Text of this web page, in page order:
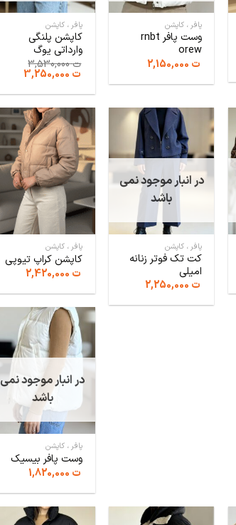
پافر ، کاپشن
وست پافر rnbt
orew
ت
پافر ، کاپشن
کاپشن پلنگی
وارداتی یوگ
ت3,530,000
قیمت
ت 3,530,000
ت قیمت
ت 3,250,000.
در انبار موجود نمی
باشد
پافر ، کاپشن
کت تک فوتر زنانه
امیلی
ت
پافر ، کاپشن
کاپشن کراپ تیوپی
ت
در انبار موجود نمی
باشد
پافر ، کاپشن
وست پافر بیسیک
ت